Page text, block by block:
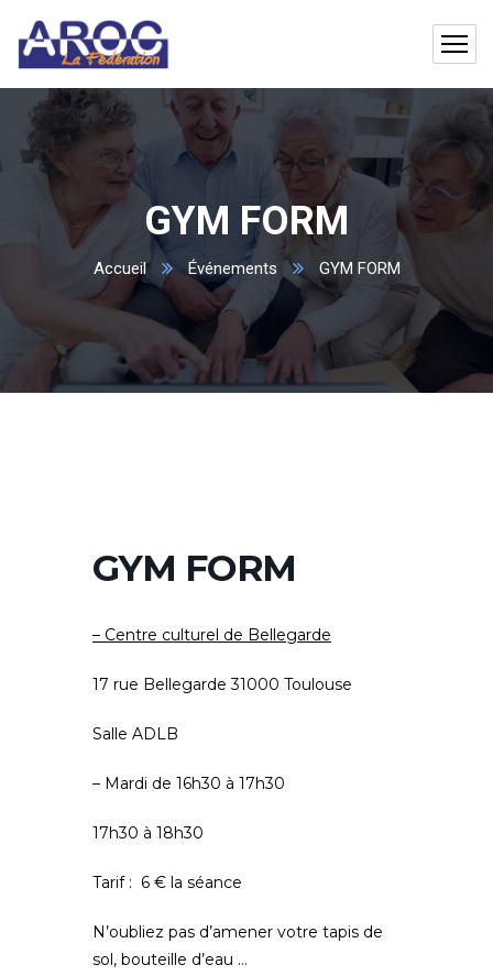
GYM FORM
Accueil Événements GYM FORM
GYM FORM
– Centre culturel de Bellegarde
17 rue Bellegarde 31000 Toulouse
Salle ADLB
– Mardi de 16h30 à 17h30
17h30 à 18h30
Tarif : 6 € la séance
N’oubliez pas d’amener votre tapis de
sol, bouteille d’eau …